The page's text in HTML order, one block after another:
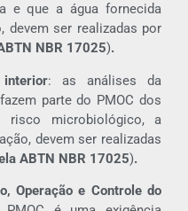
e que a água fornecida
devem ser realizadas por
NBR 17025).
: as análises da
parte do PMOC dos
risco microbiológico, a
devem ser realizadas
ABTN NBR 17025).
Operação e Controle do